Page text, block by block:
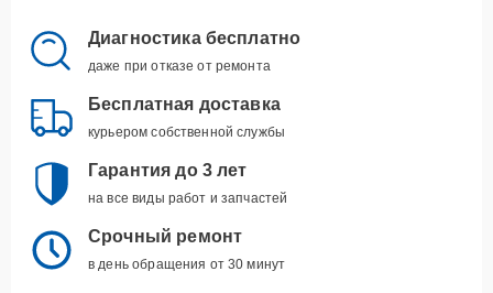
Диагностика бесплатно
даже при отказе от ремонта
Бесплатная доставка
курьером собственной службы
Гарантия до 3 лет
на все виды работ и запчастей
Срочный ремонт
в день обращения от 30 минут